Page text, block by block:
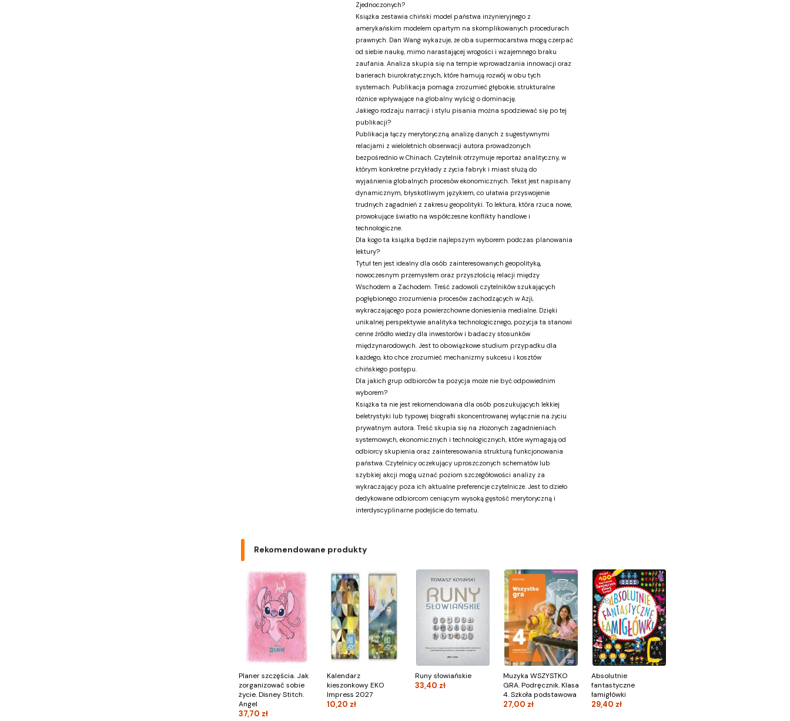
Zjednoczonych?
Książka zestawia chiński model państwa inżynieryjnego z
amerykańskim modelem opartym na skomplikowanych procedurach
prawnych. Dan Wang wykazuje, że oba supermocarstwa mogą czerpać
od siebie naukę, mimo narastającej wrogości i wzajemnego braku
zaufania. Analiza skupia się na tempie wprowadzania innowacji oraz
barierach biurokratycznych, które hamują rozwój w obu tych
systemach. Publikacja pomaga zrozumieć głębokie, strukturalne
różnice wpływające na globalny wyścig o dominację.
Jakiego rodzaju narracji i stylu pisania można spodziewać się po tej
publikacji?
Publikacja łączy merytoryczną analizę danych z sugestywnymi
relacjami z wieloletnich obserwacji autora prowadzonych
bezpośrednio w Chinach. Czytelnik otrzymuje reportaż analityczny, w
którym konkretne przykłady z życia fabryk i miast służą do
wyjaśnienia globalnych procesów ekonomicznych. Tekst jest napisany
dynamicznym, błyskotliwym językiem, co ułatwia przyswojenie
trudnych zagadnień z zakresu geopolityki. To lektura, która rzuca nowe,
prowokujące światło na współczesne konflikty handlowe i
technologiczne.
Dla kogo ta książka będzie najlepszym wyborem podczas planowania
lektury?
Tytuł ten jest idealny dla osób zainteresowanych geopolityką,
nowoczesnym przemysłem oraz przyszłością relacji między
Wschodem a Zachodem. Treść zadowoli czytelników szukających
pogłębionego zrozumienia procesów zachodzących w Azji,
wykraczającego poza powierzchowne doniesienia medialne. Dzięki
unikalnej perspektywie analityka technologicznego, pozycja ta stanowi
cenne źródło wiedzy dla inwestorów i badaczy stosunków
międzynarodowych. Jest to obowiązkowe studium przypadku dla
każdego, kto chce zrozumieć mechanizmy sukcesu i kosztów
chińskiego postępu.
Dla jakich grup odbiorców ta pozycja może nie być odpowiednim
wyborem?
Książka ta nie jest rekomendowana dla osób poszukujących lekkiej
beletrystyki lub typowej biografii skoncentrowanej wyłącznie na życiu
prywatnym autora. Treść skupia się na złożonych zagadnieniach
systemowych, ekonomicznych i technologicznych, które wymagają od
odbiorcy skupienia oraz zainteresowania strukturą funkcjonowania
państwa. Czytelnicy oczekujący uproszczonych schematów lub
szybkiej akcji mogą uznać poziom szczegółowości analizy za
wykraczający poza ich aktualne preferencje czytelnicze. Jest to dzieło
dedykowane odbiorcom ceniącym wysoką gęstość merytoryczną i
interdyscyplinarne podejście do tematu.
Rekomendowane produkty
Planer szczęścia. Jak
zorganizować sobie
życie. Disney Stitch.
Angel
37,70 zł
Kalendarz
kieszonkowy EKO
Impress 2027
10,20 zł
Runy słowiańskie
33,40 zł
Muzyka WSZYSTKO
GRA. Podręcznik. Klasa
4. Szkoła podstawowa
27,00 zł
Absolutnie
fantastyczne
łamigłówki
29,40 zł